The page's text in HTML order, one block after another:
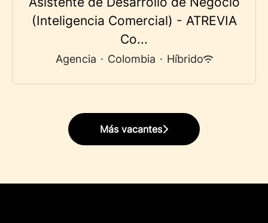
(Inteligencia Comercial) - ATREVIA
Co...
Agencia · Colombia · Híbrido
Más vacantes